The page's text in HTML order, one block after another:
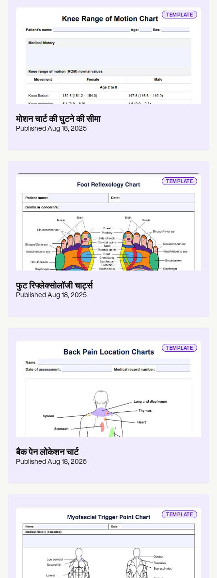
TEMPLATE
मोशन चार्ट की घुटने की सीमा
Published Aug 18, 2025
TEMPLATE
फुट रिफ्लेक्सोलॉजी चार्ट्स
Published Aug 18, 2025
TEMPLATE
बैक पेन लोकेशन चार्ट
Published Aug 18, 2025
TEMPLATE